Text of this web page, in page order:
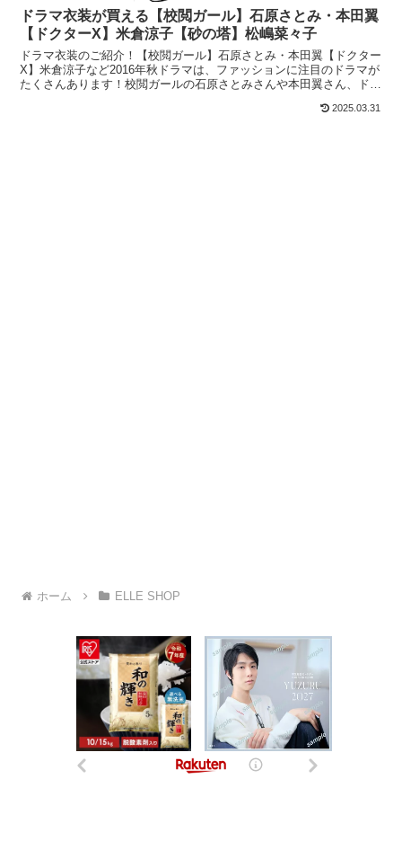
ドラマ衣装が買える【校閲ガール】石原さとみ・本田翼
【ドクターX】米倉涼子【砂の塔】松嶋菜々子
ドラマ衣装のご紹介！【校閲ガール】石原さとみ・本田翼【ドクター
X】米倉涼子など2016年秋ドラマは、ファッションに注目のドラマが
たくさんあります！校閲ガールの石原さとみさんや本田翼さん、ドク
2025.03.31
ホーム ELLE SHOP